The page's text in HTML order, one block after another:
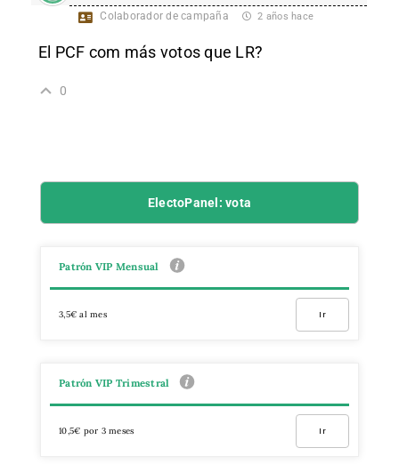
Colaborador de campaña 2 años hace
El PCF com más votos que LR?
0
ElectoPanel: vota
Patrón VIP Mensual
3,5€ al mes Ir
Patrón VIP Trimestral
10,5€ por 3 meses Ir